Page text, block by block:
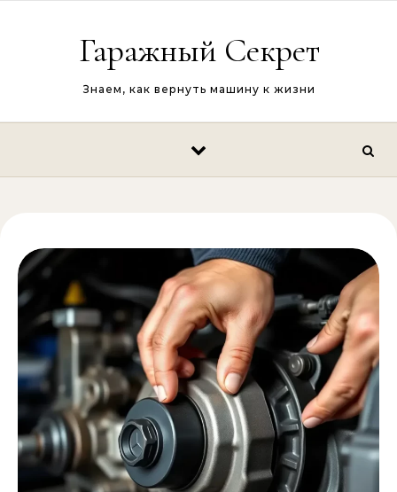
Гаражный Секрет
Знаем, как вернуть машину к жизни